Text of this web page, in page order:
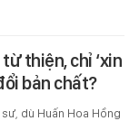
thiện, chỉ ‘xin
bản chất?
dù Huấn Hoa Hồng